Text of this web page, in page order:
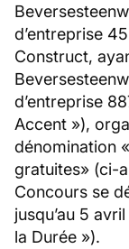
d’entreprise
Construct,
d’entreprise
Accent »),
dénomination
gratuites» (ci-
Concours se
jusqu’au 5
la Durée »).